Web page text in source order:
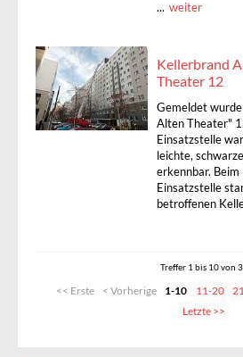
... weiter
Kellerbrand
Theater 12
Gemeldet
Alten Theater"
Einsatzstelle
leichte,
erkennbar.
Einsatzstelle
betroffenen
Treffer 1 bis 10 von
<< Erste < Vorherige 1-10 11-20
Letzte >>